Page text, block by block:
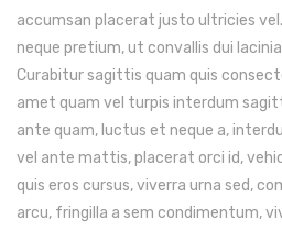
accumsan placerat justo ultricies
neque pretium, ut convallis dui
Curabitur sagittis quam quis
amet quam vel turpis interdum
ante quam, luctus et neque a,
vel ante mattis, placerat orci id,
quis eros cursus, viverra urna sed,
arcu, fringilla a sem condimentum,